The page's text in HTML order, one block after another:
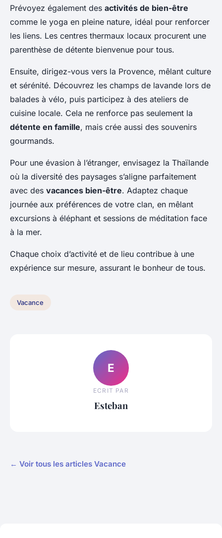
Prévoyez également des activités de bien-être
comme le yoga en pleine nature, idéal pour renforcer
les liens. Les centres thermaux locaux procurent une
parenthèse de détente bienvenue pour tous.
Ensuite, dirigez-vous vers la Provence, mêlant culture
et sérénité. Découvrez les champs de lavande lors de
balades à vélo, puis participez à des ateliers de
cuisine locale. Cela ne renforce pas seulement la
détente en famille, mais crée aussi des souvenirs
gourmands.
Pour une évasion à l’étranger, envisagez la Thaïlande
où la diversité des paysages s’aligne parfaitement
avec des vacances bien-être. Adaptez chaque
journée aux préférences de votre clan, en mêlant
excursions à éléphant et sessions de méditation face
à la mer.
Chaque choix d’activité et de lieu contribue à une
expérience sur mesure, assurant le bonheur de tous.
Vacance
E
ECRIT PAR
Esteban
← Voir tous les articles Vacance